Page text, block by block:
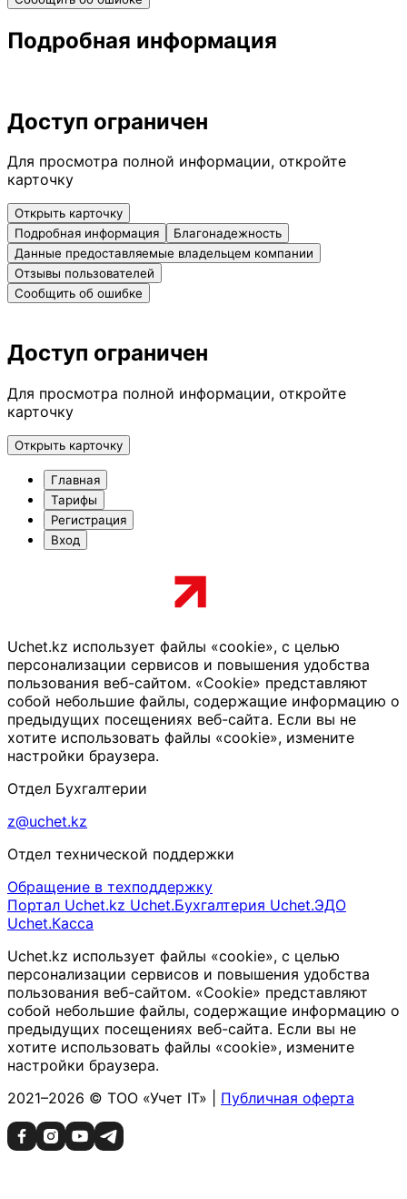
Подробная информация
Доступ ограничен
Для просмотра полной информации, откройте
карточку
Открыть карточку
Подробная информация
Благонадежность
Данные предоставляемые владельцем компании
Отзывы пользователей
Сообщить об ошибке
Доступ ограничен
Для просмотра полной информации, откройте
карточку
Открыть карточку
Главная
Тарифы
Регистрация
Вход
Uchet.kz использует файлы «cookie», с целью
персонализации сервисов и повышения удобства
пользования веб-сайтом. «Cookie» представляют
собой небольшие файлы, содержащие информацию о
предыдущих посещениях веб-сайта. Если вы не
хотите использовать файлы «cookie», измените
настройки браузера.
Отдел Бухгалтерии
z@uchet.kz
Отдел технической поддержки
Обращение в техподдержку
Портал Uchet.kz Uchet.Бухгалтерия Uchet.ЭДО
Uchet.Касса
Uchet.kz использует файлы «cookie», с целью
персонализации сервисов и повышения удобства
пользования веб-сайтом. «Cookie» представляют
собой небольшие файлы, содержащие информацию о
предыдущих посещениях веб-сайта. Если вы не
хотите использовать файлы «cookie», измените
настройки браузера.
2021–2026 © ТОО «Учет IT» | Публичная оферта